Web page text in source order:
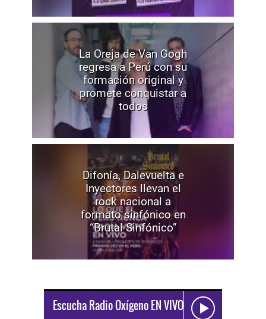
La Oreja de Van Gogh
regresa a Perú con su
formación original y
promete conquistar a
todos
Difonía, Dalevuelta e
Inyectores llevan el
rock nacional a
formato sinfónico en
“Brutal Sinfónico”
Escucha Radio Oxígeno EN VIVO